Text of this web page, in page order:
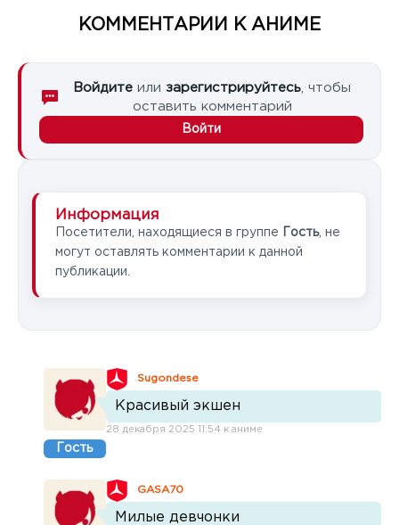
КОММЕНТАРИИ К АНИМЕ
Войдите или зарегистрируйтесь , чтобы
оставить комментарий
Войти
Информация
Посетители, находящиеся в группе Гость, не
могут оставлять комментарии к данной
публикации.
Гость
Sugondese
Красивый экшен
28 декабря 2025 11:54 к аниме
GASA70
Милые девчонки